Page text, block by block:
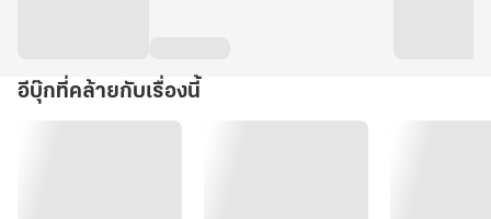
อีบุ๊กที่คล้ายกับเรื่องนี้